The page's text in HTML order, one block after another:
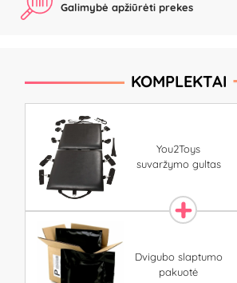
Galimybė apžiūrėti prekes
KOMPLEKTAI
You2Toys
suvaržymo gultas
Dvigubo slaptumo
pakuotė